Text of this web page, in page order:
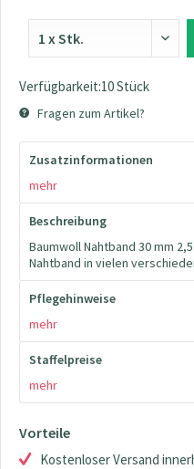
Verfügbarkeit:10 Stück
Fragen zum Artikel?
Zusatzinformationen
mehr
Beschreibung
Baumwoll Nahtband 30 mm
Nahtband in vielen
Pflegehinweise
mehr
Staffelpreise
mehr
Vorteile
Kostenloser Versand